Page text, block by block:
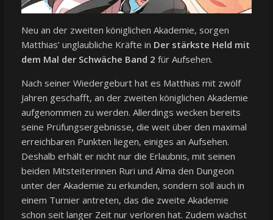
Neu an der zweiten königlichen Akademie, sorgen
Matthias’ unglaubliche Kräfte in Der stärkste Held mit
dem Mal der Schwäche Band 2 für Aufsehen.
Nach seiner Wiedergeburt hat es Matthias mit zwölf
Jahren geschafft, an der zweiten königlichen Akademie
aufgenommen zu werden. Allerdings wecken bereits
seine Prüfungsergebnisse, die weit über den maximal
erreichbaren Punkten liegen, einiges an Aufsehen.
Deshalb erhält er nicht nur die Erlaubnis, mit seinen
beiden Mitsteiterinnen Ruri und Alma den Dungeon
unter der Akademie zu erkunden, sondern soll auch in
einem Turnier antreten, das die zweite Akademie
schon seit langer Zeit nur verloren hat. Zudem wächst